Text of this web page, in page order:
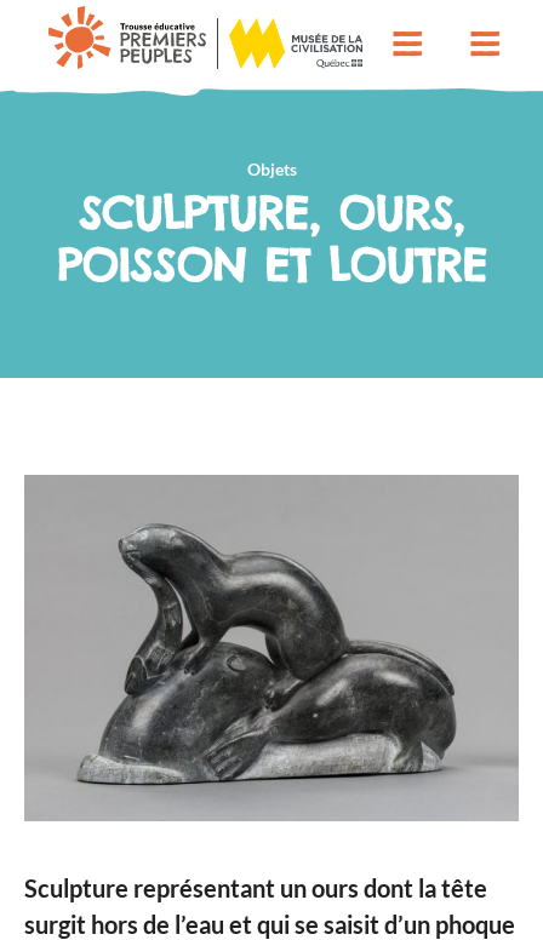
Objets
SCULPTURE, OURS,
POISSON ET LOUTRE
Sculpture représentant un ours dont la tête
surgit hors de l’eau et qui se saisit d’un phoque